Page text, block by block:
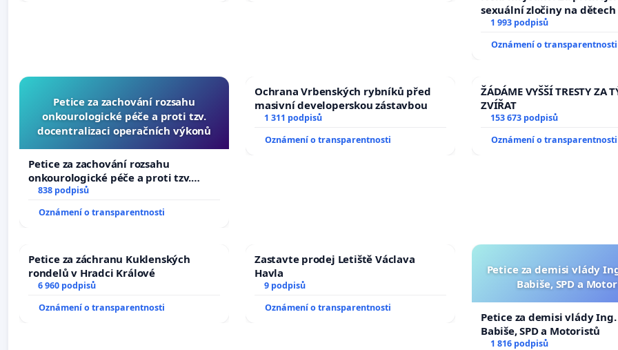
sexuální zločiny na dětech
1 993 podpisů
Oznámení o transparentnosti
Petice za zachování rozsahu
onkourologické péče a proti tzv.
docentralizaci operačních výkonů
Petice za zachování rozsahu
onkourologické péče a proti tzv.
docentralizaci operačních výkonů
838 podpisů
Oznámení o transparentnosti
Ochrana Vrbenských rybníků před
masivní developerskou zástavbou
1 311 podpisů
Oznámení o transparentnosti
ŽÁDÁME VYŠŠÍ TRESTY ZA
ZVÍŘAT
153 673 podpisů
Oznámení o transparentnosti
Petice za záchranu Kuklenských
rondelů v Hradci Králové
6 960 podpisů
Oznámení o transparentnosti
Zastavte prodej Letiště Václava
Havla
9 podpisů
Oznámení o transparentnosti
Petice za demisi vlády
Babiše, SPD a
Petice za demisi vlády
Babiše, SPD a Motoristů
1 816 podpisů